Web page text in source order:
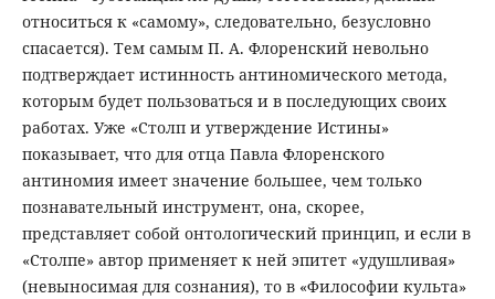
относиться к «самому», следовательно, безусловно
спасается). Тем самым П. А. Флоренский невольно
подтверждает истинность антиномического метода,
которым будет пользоваться и в последующих своих
работах. Уже «Столп и утверждение Истины»
показывает, что для отца Павла Флоренского
антиномия имеет значение большее, чем только
познавательный инструмент, она, скорее,
представляет собой онтологический принцип, и если в
«Столпе» автор применяет к ней эпитет «удушливая»
(невыносимая для сознания), то в «Философии культа»